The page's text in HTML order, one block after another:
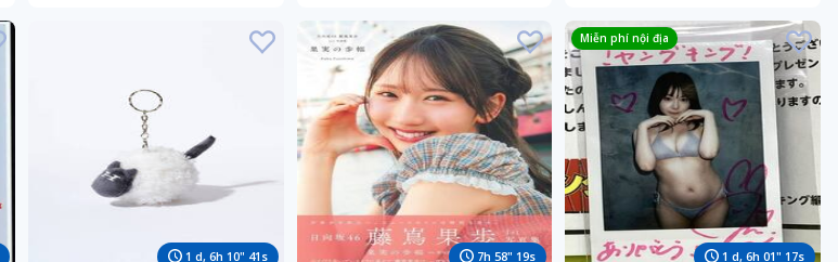
1 d, 6h 10" 39 s 7h58" 17s 1 d, 6h 01" 15s
Miễn phí nội địa